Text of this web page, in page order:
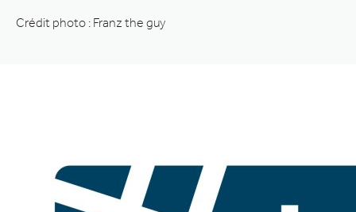
Crédit photo : Franz the guy